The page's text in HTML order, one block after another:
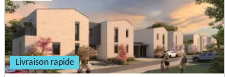
Livraison rapide